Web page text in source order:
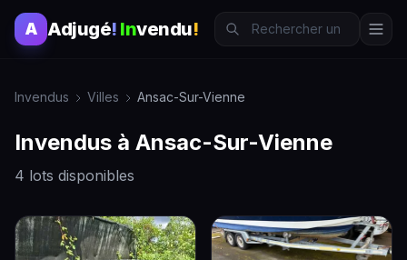
A Adjugé! Invendu!
Invendus Villes Ansac-Sur-Vienne
Invendus à Ansac-Sur-Vienne
4 lots disponibles